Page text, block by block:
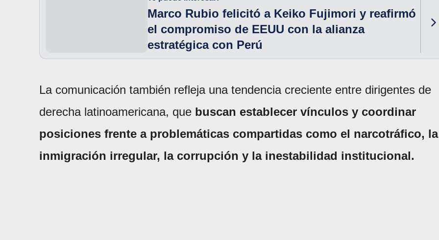
Marco Rubio felicitó a Keiko Fujimori y reafirmó
el compromiso de EEUU con la alianza
estratégica con Perú
La comunicación también refleja una tendencia creciente entre dirigentes de
derecha latinoamericana, que buscan establecer vínculos y coordinar
posiciones frente a problemáticas compartidas como el narcotráfico, la
inmigración irregular, la corrupción y la inestabilidad institucional.